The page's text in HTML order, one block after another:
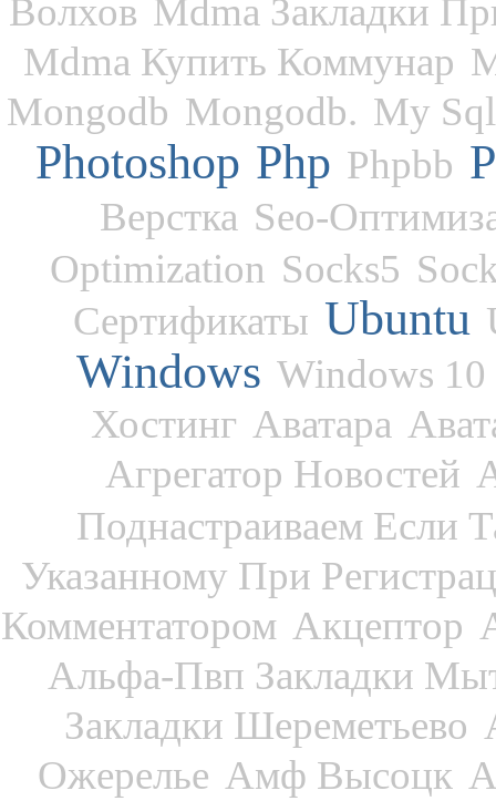
Волхов Mdma Закладки
Mdma Купить Коммунар
Mongodb Mongodb. My Sql
Photoshop Php Phpbb
Верстка Seo-
Optimization Socks5
Сертификаты Ubuntu
Windows Windows 10
Хостинг Аватара
Агрегатор Новостей
Поднастраиваем Если
Указанному При
Комментатором Акцептор
Альфа-Пвп Закладки
Закладки Шереметьево
Ожерелье Амф Высоцк